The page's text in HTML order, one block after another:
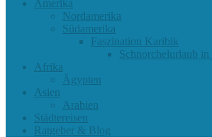
Amerika
Nordamerika
Südamerika
Faszination Karibik
Schnorchelurlaub
Afrika
Ägypten
Asien
Arabien
Städtereisen
Ratgeber & Blog